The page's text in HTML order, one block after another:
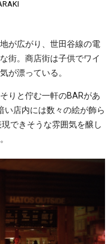
が広がり、世田谷線の電
街。商店街は子供でワイ
が漂っている。
りと佇む一軒のBARがあ
い店内には数々の絵が飾ら
できそうな雰囲気を醸し